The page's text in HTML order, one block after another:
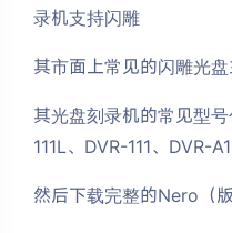
录机支持闪雕
其市面上常见的闪雕光
其光盘刻录机的常见型
111L、DVR-111、DVR-
然后下载完整的Nero（